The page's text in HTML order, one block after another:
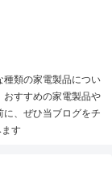
種類の家電製品につい
おすすめの家電製品や
、ぜひ当ブログをチ
す